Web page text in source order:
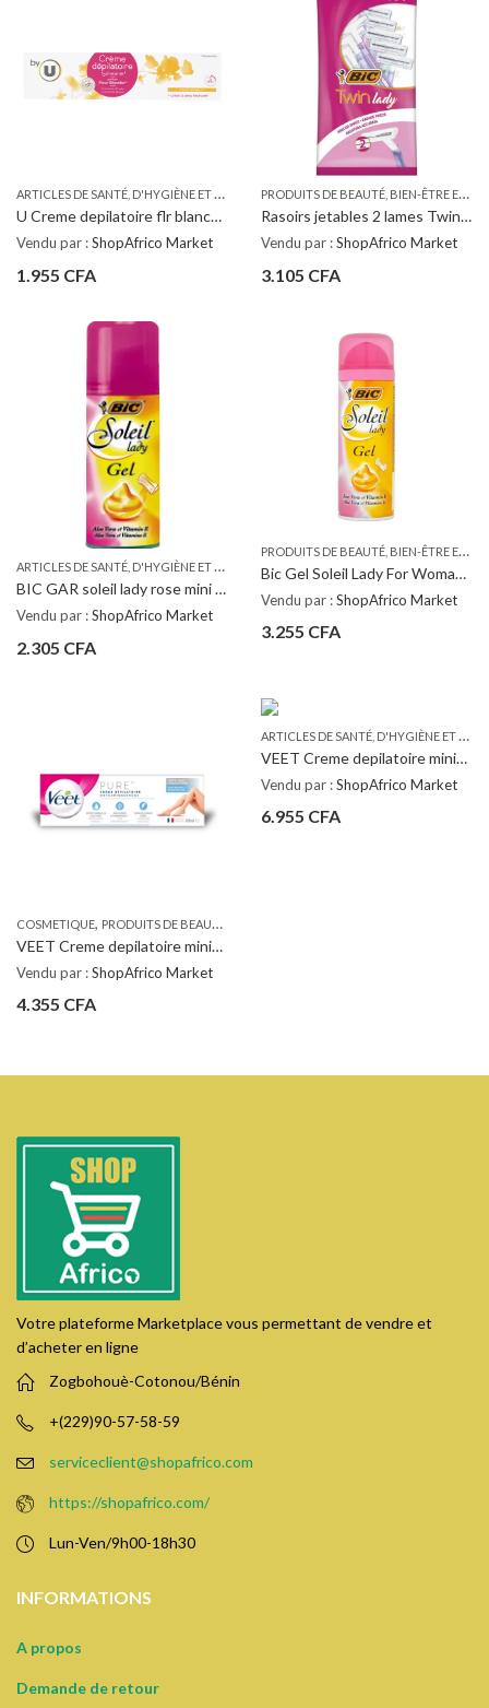
A
RTICLES DE SANTÉ, D'HYGIÈNE ET DE SOINS PERSONNELS ,COSMETIQUE,
U Creme depilatoire flr blanche PS 200ML
Vendu par :ShopAfrico Market
1.955 CFA
P
RODUITS DE BEAUTÉ, BIEN-ÊTRE ET PARFUMS
Rasoirs jetables 2 lames Twin Lady, Bic (x 10)
Vendu par :ShopAfrico Market
3.105 CFA
A
RTICLES DE SANTÉ, D'HYGIÈNE ET DE SOINS PERSONNELS , PRODUITS DE BEAUTÉ,
BIC GAR soleil lady rose mini 75 ML
Vendu par :ShopAfrico Market
2.305 CFA
P
RODUITS DE BEAUTÉ, BIEN-ÊTRE ET PARFUMS
Bic Gel Soleil Lady For Woman 150ml
Vendu par :ShopAfrico Market
3.255 CFA
COSMETIQUE, PRODUITS DE BEAUTÉ, BIEN-ÊTRE ET PARFUMS
VEET Creme depilatoire minima peaux sensibles 100ML
Vendu par :ShopAfrico Market
4.355 CFA
A
RTICLES DE SANTÉ, D'HYGIÈNE ET DE SOINS PERSONNELS
VEET Creme depilatoire minima peaux normales 200ML
Vendu par :ShopAfrico Market
6.955 CFA
Votre plateforme Marketplace vous permettant de vendre et
d’acheter en ligne
Zogbohouè-Cotonou/Bénin
+(229)90-57-58-59
serviceclient@shopafrico.com
https://shopafrico.com/
Lun-Ven/9h00-18h30
INFORMATIONS
A propos
Demande de retour